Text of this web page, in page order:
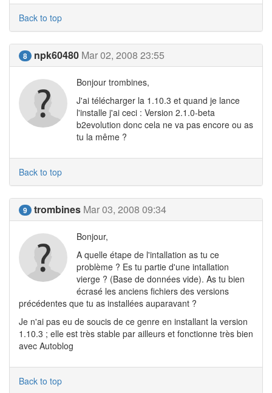
Back to top
8 npk60480 Mar 02, 2008 23:55
Bonjour trombines,
J'ai télécharger la 1.10.3 et quand je lance
l'installe j'ai ceci : Version 2.1.0-beta
b2evolution donc cela ne va pas encore ou as
tu la même ?
Back to top
9 trombines Mar 03, 2008 09:34
Bonjour,
A quelle étape de l'intallation as tu ce
problème ? Es tu partie d'une intallation
vierge ? (Base de données vide). As tu bien
écrasé les anciens fichiers des versions
précédentes que tu as installées auparavant ?
Je n'ai pas eu de soucis de ce genre en installant la version
1.10.3 ; elle est très stable par ailleurs et fonctionne très bien
avec Autoblog
Back to top